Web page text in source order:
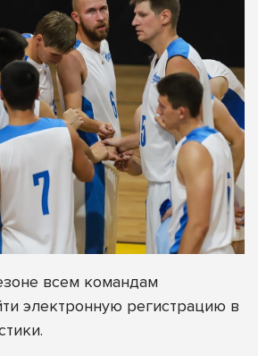
всем командам
электронную регистрацию в